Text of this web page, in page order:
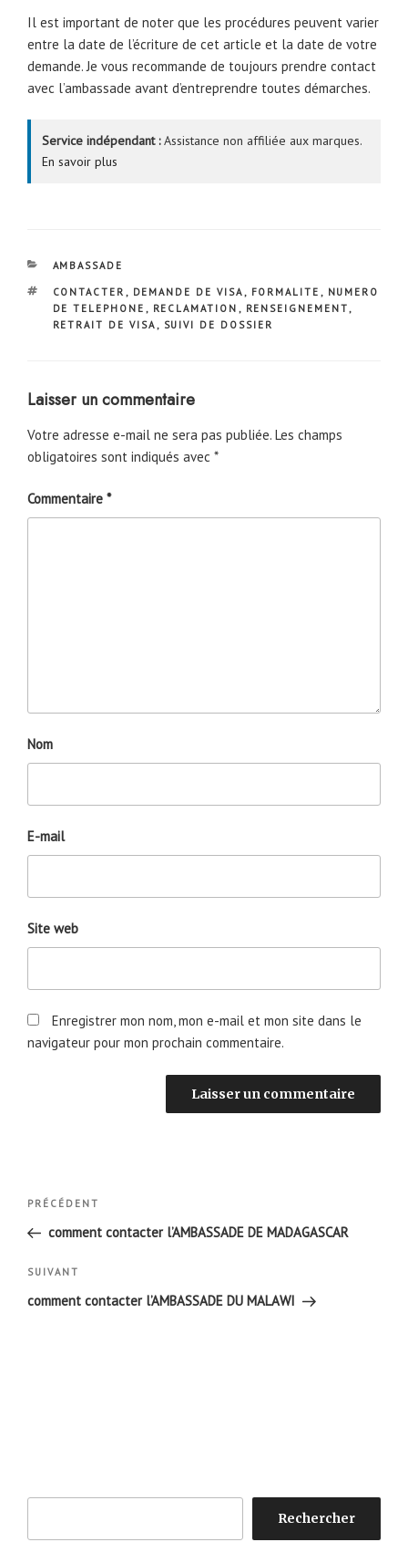
Il est important de noter que les procédures peuvent varier
entre la date de l’écriture de cet article et la date de votre
demande. Je vous recommande de toujours prendre contact
avec l’ambassade avant d’entreprendre toutes démarches.
Service indépendant :Assistance non affiliée aux marques.
En savoir plus
CATÉGORIES
AMBASSADE
ÉTIQUETTES
CONTACTER , DEMANDE DE VISA, FORMALITE , NUMERO
DE TELEPHONE , RECLAMATION , RENSEIGNEMENT,
RETRAIT DE VISA, SUIVI DE DOSSIER
Laisser un commentaire
Votre adresse e-mail ne sera pas publiée. Les champs
obligatoires sont indiqués avec *
Commentaire *
Nom
E-mail
Site web
Enregistrer mon nom, mon e-mail et mon site dans le
navigateur pour mon prochain commentaire.
Navigation
l’article
Article
précédent
PRÉCÉDENT
comment contacter l’AMBASSADE DE MADAGASCAR
Article
suivant
SUIVANT
comment contacter l’AMBASSADE DU MALAWI
Rechercher